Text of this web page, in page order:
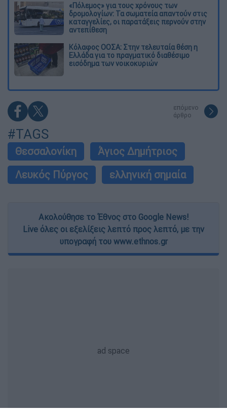
«Πόλεμος» για τους χρόνους των
δρομολογίων: Τα σωματεία απαντούν στις
καταγγελίες, οι παρατάξεις περνούν στην
αντεπίθεση
Κόλαφος ΟΟΣΑ: Στην τελευταία θέση η
Ελλάδα για το πραγματικό διαθέσιμο
εισόδημα των νοικοκυριών
επόμενο
άρθρο
#TAGS
Θεσσαλονίκη
Άγιος Δημήτριος
Λευκός Πύργος
ελληνική σημαία
Ακολούθησε το Έθνος στο Google News!
Live όλες οι εξελίξεις λεπτό προς λεπτό, με την
υπογραφή του www.ethnos.gr